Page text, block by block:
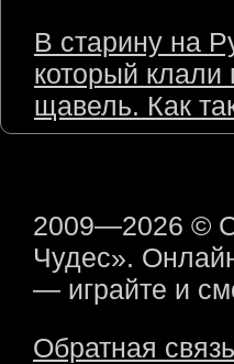
В старину на
который
щавель. Как
2009—2026 ©
Чудес».
— играйте и
Обратная связь